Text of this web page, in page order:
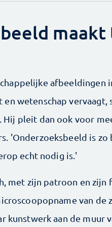
maakt
afbeeldingen
en wetenschap vervaagt,
pleit dan ook voor
'Onderzoeksbeeld is
echt nodig is.'
met zijn patroon en zijn
van de
kunstwerk aan de muur